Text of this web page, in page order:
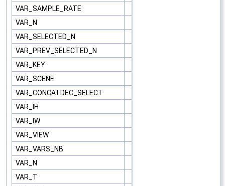
VAR_SAMPLE_RATE
VAR_N
VAR_SELECTED_N
VAR_PREV_SELECTED_N
VAR_KEY
VAR_SCENE
VAR_CONCATDEC_SELECT
VAR_IH
VAR_IW
VAR_VIEW
VAR_VARS_NB
VAR_N
VAR_T